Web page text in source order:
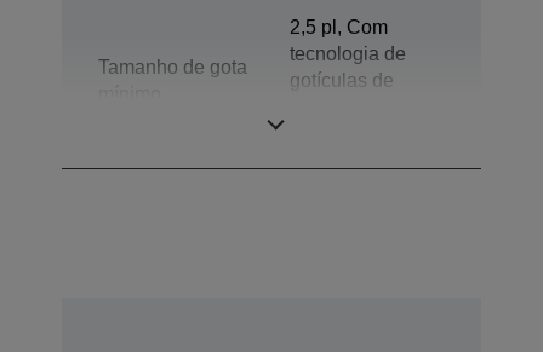
Tamanho de gota
2,5 pl, Com
tecnologia de
gotículas de